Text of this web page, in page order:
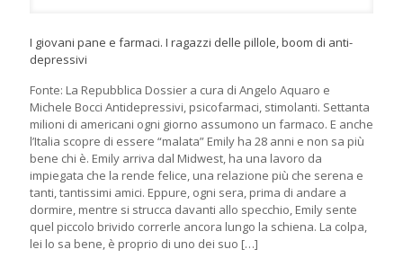
I giovani pane e farmaci. I ragazzi delle pillole, boom di anti-
depressivi
Fonte: La Repubblica Dossier a cura di Angelo Aquaro e
Michele Bocci Antidepressivi, psicofarmaci, stimolanti. Settanta
milioni di americani ogni giorno assumono un farmaco. E anche
l’Italia scopre di essere “malata” Emily ha 28 anni e non sa più
bene chi è. Emily arriva dal Midwest, ha una lavoro da
impiegata che la rende felice, una relazione più che serena e
tanti, tantissimi amici. Eppure, ogni sera, prima di andare a
dormire, mentre si strucca davanti allo specchio, Emily sente
quel piccolo brivido correrle ancora lungo la schiena. La colpa,
lei lo sa bene, è proprio di uno dei suo […]